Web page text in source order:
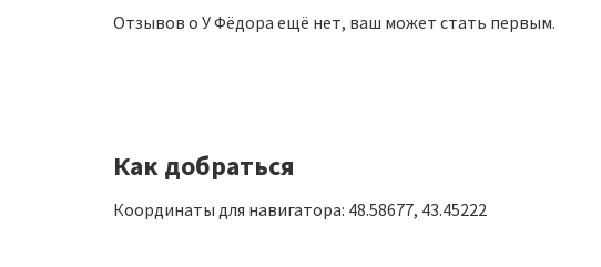
Отзывов о У Фёдора ещё нет, ваш может стать первым.
Как добраться
Координаты для навигатора: 48.58677, 43.45222